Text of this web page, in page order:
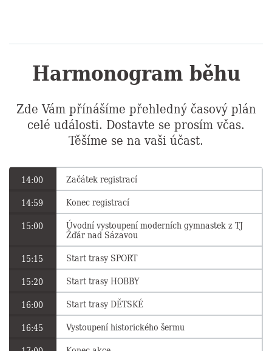
Harmonogram běhu
Zde Vám přínášíme přehledný časový plán
celé události. Dostavte se prosím včas.
Těšíme se na vaši účast.
14:00
Začátek registrací
14:59
Konec registrací
15:00
Úvodní vystoupení moderních gymnastek z TJ
Žďár nad Sázavou
15:15
Start trasy SPORT
15:20
Start trasy HOBBY
16:00
Start trasy DĚTSKÉ
16:45
Vystoupení historického šermu